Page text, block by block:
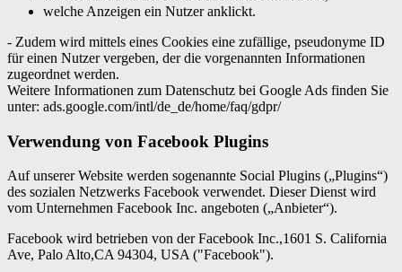
welche Anzeigen ein Nutzer anklickt.
- Zudem wird mittels eines Cookies eine zufällige, pseudonyme ID
für einen Nutzer vergeben, der die vorgenannten Informationen
zugeordnet werden.
Weitere Informationen zum Datenschutz bei Google Ads finden Sie
unter: ads.google.com/intl/de_de/home/faq/gdpr/
Verwendung von Facebook Plugins
Auf unserer Website werden sogenannte Social Plugins („Plugins“)
des sozialen Netzwerks Facebook verwendet. Dieser Dienst wird
vom Unternehmen Facebook Inc. angeboten („Anbieter“).
Facebook wird betrieben von der Facebook Inc.,1601 S. California
Ave, Palo Alto,CA 94304, USA ("Facebook").